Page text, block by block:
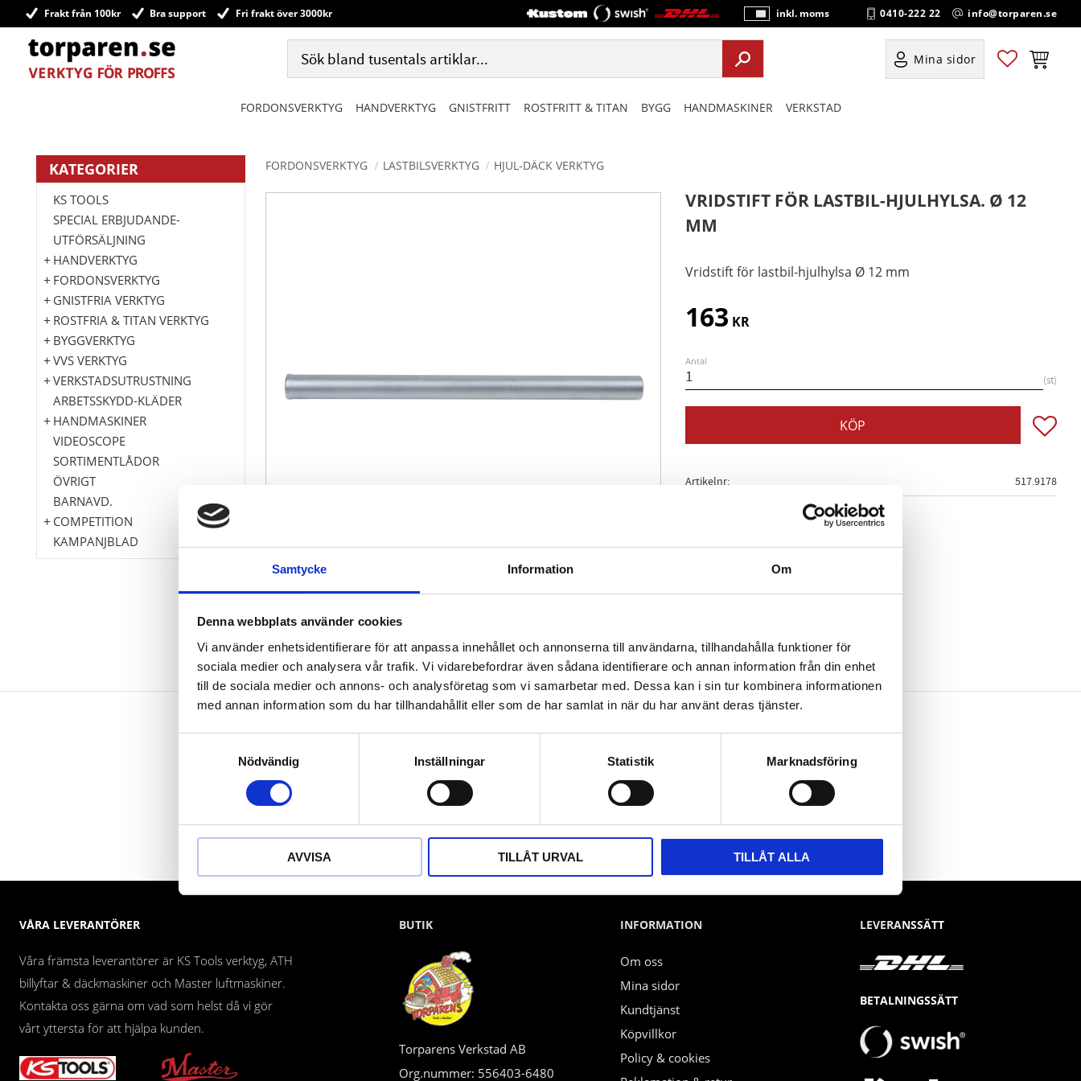
Samtycke Information Om
Denna webbplats använder cookies
Vi använder enhetsidentifierare för att anpassa innehållet och annonserna till användarna, tillhandahålla funktioner för
sociala medier och analysera vår trafik. Vi vidarebefordrar även sådana identifierare och annan information från din enhet
till de sociala medier och annons- och analysföretag som vi samarbetar med. Dessa kan i sin tur kombinera informationen
med annan information som du har tillhandahållit eller som de har samlat in när du har använt deras tjänster.
Nödvändig
Inställningar Statistik Marknadsföring
AVVISA TILLÅT URVAL TILLÅT ALLA
Frakt från 100kr Bra support Fri frakt över 3000kr
P
ri
s
e
vi
inkl. moms 0410-222 22 info@torparen.se
Mina sidor Favoriter
FORDONSVERKTYG HANDVERKTYG GNISTFRITT ROSTFRITT & TITAN BYGG HANDMASKINER VERKSTAD
FORDONSVERKTYG LASTBILSVERKTYG HJUL-DÄCK VERKTYG
VRIDSTIFT FÖR LASTBIL-HJULHYLSA. Ø 12
MM
Vridstift för lastbil-hjulhylsa Ø 12 mm
163 KR
Antal
st
KÖP Lägg
Artikelnr 517.9178
KATEGORIER
KS TOOLS
SPECIAL ERBJUDANDE-
UTFÖRSÄLJNING
HANDVERKTYG
FORDONSVERKTYG
GNISTFRIA VERKTYG
ROSTFRIA & TITAN VERKTYG
BYGGVERKTYG
VVS VERKTYG
VERKSTADSUTRUSTNING
ARBETSSKYDD-KLÄDER
HANDMASKINER
VIDEOSCOPE
SORTIMENTLÅDOR
ÖVRIGT
BARNAVD.
COMPETITION
KAMPANJBLAD
PRENUMERERA
VÅRA LEVERANTÖRER
Våra främsta leverantörer är KS Tools verktyg, ATH
billyftar & däckmaskiner och Master luftmaskiner.
Kontakta oss gärna om vad som helst då vi gör
vårt yttersta för att hjälpa kunden.
BUTIK
Torparens Verkstad AB
Org.nummer: 556403-6480
INFORMATION
Om oss
Mina sidor
Kundtjänst
Köpvillkor
Policy & cookies
LEVERANSSÄTT
BETALNINGSSÄTT